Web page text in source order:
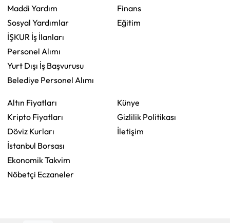
Maddi Yardım
Sosyal Yardımlar
İŞKUR İş İlanları
Personel Alımı
Yurt Dışı İş Başvurusu
Belediye Personel Alımı
Finans
Eğitim
Altın Fiyatları
Kripto Fiyatları
Döviz Kurları
İstanbul Borsası
Ekonomik Takvim
Nöbetçi Eczaneler
Künye
Gizlilik Politikası
İletişim